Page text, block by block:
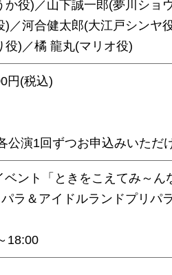
役)／山下誠一郎(夢川ショ
)／河合健太郎(大江戸シンヤ
)／橘 龍丸(マリオ役)
円(税込)
演1回ずつお申込みいただ
ント「ときをこえてみ～ん
ラ＆アイドルランドプリパ
18:00